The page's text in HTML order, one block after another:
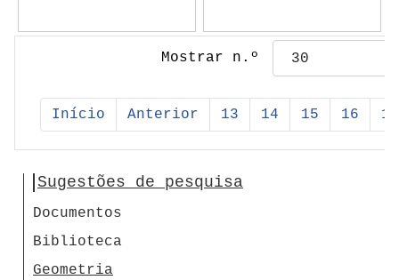
Mostrar n.º
Início Anterior 13 14 15 16 17
Sugestões de pesquisa
Documentos
Biblioteca
Geometria